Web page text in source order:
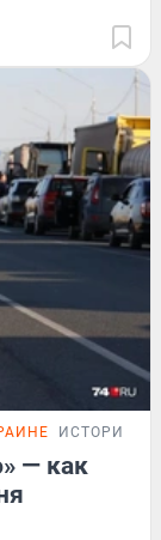
ИСТОРИИ
— как